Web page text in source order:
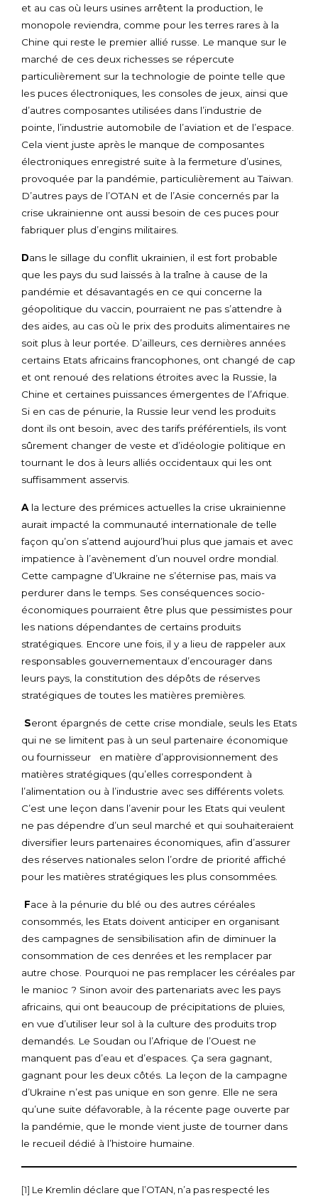
et au cas où leurs usines arrêtent la production, le
monopole reviendra, comme pour les terres rares à la
Chine qui reste le premier allié russe. Le manque sur le
marché de ces deux richesses se répercute
particulièrement sur la technologie de pointe telle que
les puces électroniques, les consoles de jeux, ainsi que
d’autres composantes utilisées dans l’industrie de
pointe, l’industrie automobile de l’aviation et de l’espace.
Cela vient juste après le manque de composantes
électroniques enregistré suite à la fermeture d’usines,
provoquée par la pandémie, particulièrement au Taiwan.
D’autres pays de l’OTAN et de l’Asie concernés par la
crise ukrainienne ont aussi besoin de ces puces pour
fabriquer plus d’engins militaires.
Dans le sillage du conflit ukrainien, il est fort probable
que les pays du sud laissés à la traîne à cause de la
pandémie et désavantagés en ce qui concerne la
géopolitique du vaccin, pourraient ne pas s’attendre à
des aides, au cas où le prix des produits alimentaires ne
soit plus à leur portée. D’ailleurs, ces dernières années
certains Etats africains francophones, ont changé de cap
et ont renoué des relations étroites avec la Russie, la
Chine et certaines puissances émergentes de l’Afrique.
Si en cas de pénurie, la Russie leur vend les produits
dont ils ont besoin, avec des tarifs préférentiels, ils vont
sûrement changer de veste et d’idéologie politique en
tournant le dos à leurs alliés occidentaux qui les ont
suffisamment asservis.
A la lecture des prémices actuelles la crise ukrainienne
aurait impacté la communauté internationale de telle
façon qu’on s’attend aujourd’hui plus que jamais et avec
impatience à l’avènement d’un nouvel ordre mondial.
Cette campagne d’Ukraine ne s’éternise pas, mais va
perdurer dans le temps. Ses conséquences socio-
économiques pourraient être plus que pessimistes pour
les nations dépendantes de certains produits
stratégiques. Encore une fois, il y a lieu de rappeler aux
responsables gouvernementaux d’encourager dans
leurs pays, la constitution des dépôts de réserves
stratégiques de toutes les matières premières.
Seront épargnés de cette crise mondiale, seuls les Etats
qui ne se limitent pas à un seul partenaire économique
ou fournisseur en matière d’approvisionnement des
matières stratégiques (qu’elles correspondent à
l’alimentation ou à l’industrie avec ses différents volets.
C’est une leçon dans l’avenir pour les Etats qui veulent
ne pas dépendre d’un seul marché et qui souhaiteraient
diversifier leurs partenaires économiques, afin d’assurer
des réserves nationales selon l’ordre de priorité affiché
pour les matières stratégiques les plus consommées.
Face à la pénurie du blé ou des autres céréales
consommés, les Etats doivent anticiper en organisant
des campagnes de sensibilisation afin de diminuer la
consommation de ces denrées et les remplacer par
autre chose. Pourquoi ne pas remplacer les céréales par
le manioc ? Sinon avoir des partenariats avec les pays
africains, qui ont beaucoup de précipitations de pluies,
en vue d’utiliser leur sol à la culture des produits trop
demandés. Le Soudan ou l’Afrique de l’Ouest ne
manquent pas d’eau et d’espaces. Ça sera gagnant,
gagnant pour les deux côtés. La leçon de la campagne
d’Ukraine n’est pas unique en son genre. Elle ne sera
qu’une suite défavorable, à la récente page ouverte par
la pandémie, que le monde vient juste de tourner dans
le recueil dédié à l’histoire humaine.
[1] Le Kremlin déclare que l’OTAN, n’a pas respecté les